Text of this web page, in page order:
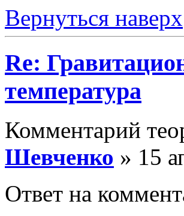
Вернуться наверх
Re:
температура
Комментарий
Шевченко » 15
Ответ на